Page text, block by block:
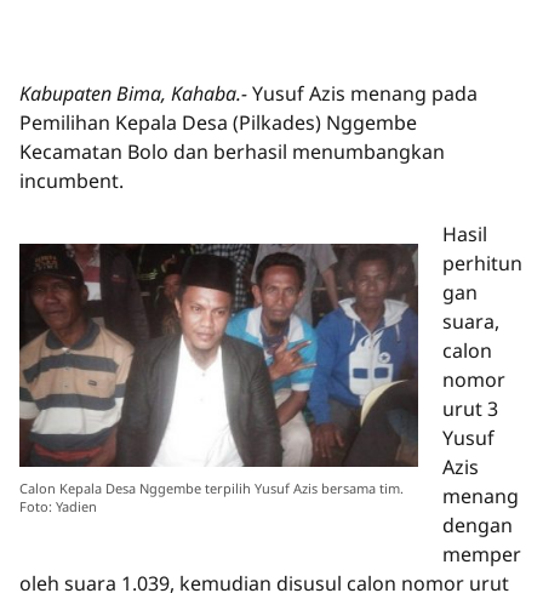
Kabupaten Bima, Kahaba.-Yusuf Azis menang pada
Pemilihan Kepala Desa (Pilkades) Nggembe
Kecamatan Bolo dan berhasil menumbangkan
incumbent.
Calon Kepala Desa Nggembe terpilih Yusuf Azis bersama tim.
Foto: Yadien
Hasil
perhitun
gan
suara,
calon
nomor
urut 3
Yusuf
Azis
menang
dengan
memper
oleh suara 1.039, kemudian disusul calon nomor urut